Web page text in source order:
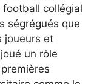
collégial
ségrégués que
joueurs et
un rôle